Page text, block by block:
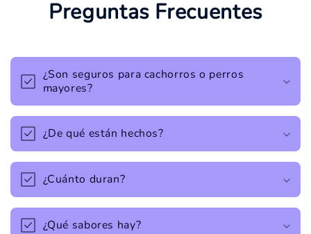
Preguntas Frecuentes
¿Son seguros para cachorros o perros
mayores?
¿De qué están hechos?
¿Cuánto duran?
¿Qué sabores hay?